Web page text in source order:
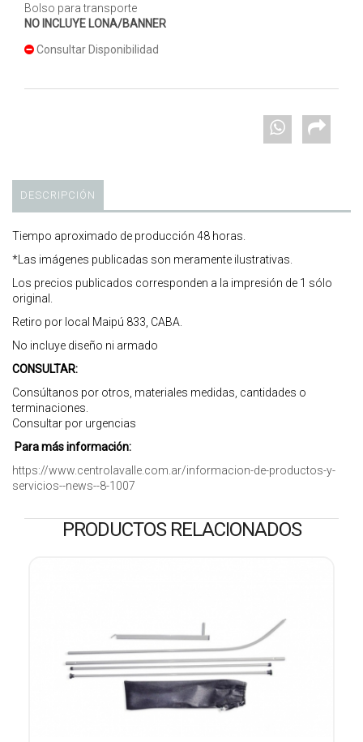
Bolso para transporte
NO INCLUYE LONA/BANNER
Consultar Disponibilidad
DESCRIPCIÓN
Tiempo aproximado de producción 48 horas.
*Las imágenes publicadas son meramente ilustrativas.
Los precios publicados corresponden a la impresión de 1 sólo
original.
Retiro por local Maipú 833, CABA.
No incluye diseño ni armado
CONSULTAR:
Consúltanos por otros, materiales medidas, cantidades o
terminaciones.
Consultar por urgencias
Para más información:
https://www.centrolavalle.com.ar/informacion-de-productos-y-
servicios--news--8-1007
PRODUCTOS RELACIONADOS